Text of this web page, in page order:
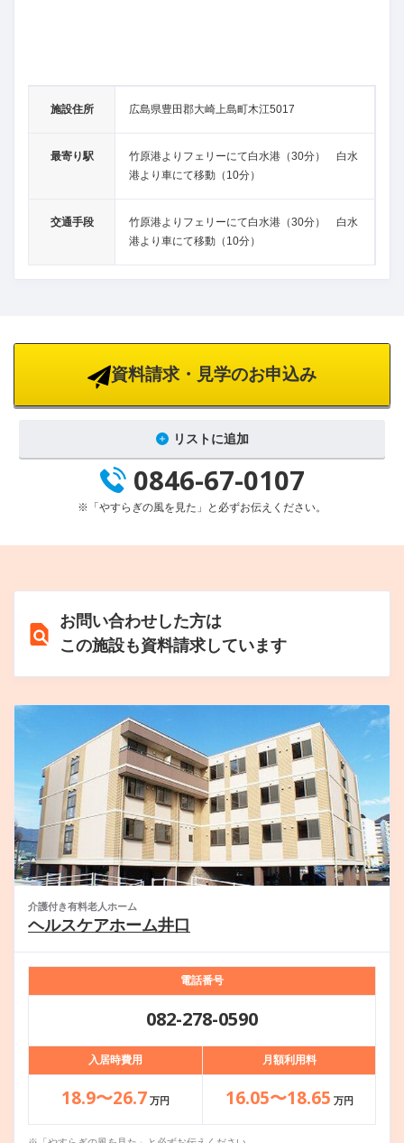
施設住所 広島県豊田郡大崎上島町木江5017
最寄り駅
竹原港よりフェリーにて白水港（30分） 白水
港より車にて移動（10分）
交通手段
竹原港よりフェリーにて白水港（30分） 白水
港より車にて移動（10分）
資料請求・見学のお申込み
リストに追加
0846-67-0107
※「やすらぎの風を見た」と必ずお伝えください。
お問い合わせした方は
この施設も資料請求しています
介護付き有料老人ホーム
ヘルスケアホーム井口
電話番号
082-278-0590
入居時費用 月額利用料
18.9〜26.7 万円 16.05〜18.65 万円